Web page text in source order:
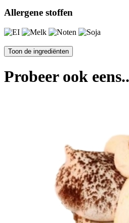
Allergene stoffen
Probeer ook